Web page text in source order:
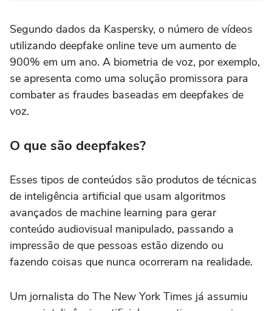
Segundo dados da Kaspersky, o número de vídeos
utilizando deepfake online teve um aumento de
900% em um ano. A biometria de voz, por exemplo,
se apresenta como uma solução promissora para
combater as fraudes baseadas em deepfakes de
voz.
O que são deepfakes?
Esses tipos de conteúdos são produtos de técnicas
de inteligência artificial que usam algoritmos
avançados de machine learning para gerar
conteúdo audiovisual manipulado, passando a
impressão de que pessoas estão dizendo ou
fazendo coisas que nunca ocorreram na realidade.
Um jornalista do The New York Times já assumiu